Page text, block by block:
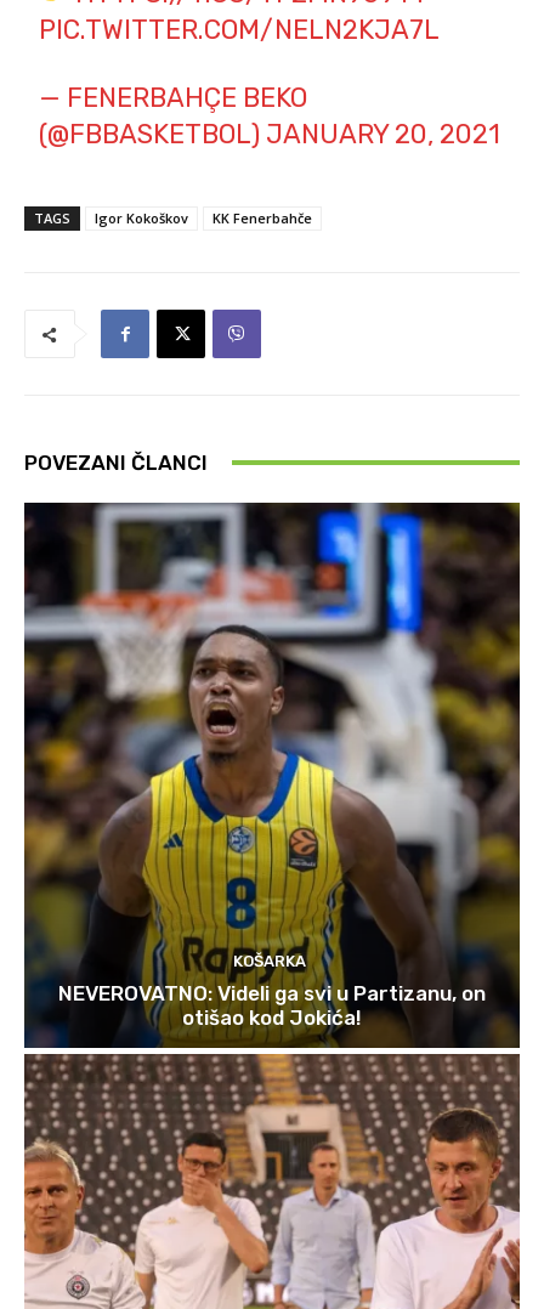
PIC.TWITTER.COM/NELN2KJA7L
— FENERBAHÇE BEKO
(@FBBASKETBOL) JANUARY 20, 2021
TAGS Igor Kokoškov KK Fenerbahče
POVEZANI ČLANCI
KOŠARKA
NEVEROVATNO: Videli ga svi u Partizanu, on
otišao kod Jokića!